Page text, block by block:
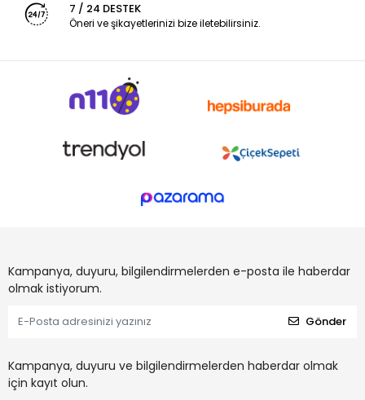
7 / 24 DESTEK
Öneri ve şikayetlerinizi bize iletebilirsiniz.
Kampanya, duyuru, bilgilendirmelerden e-posta ile haberdar
olmak istiyorum.
Gönder
Kampanya, duyuru ve bilgilendirmelerden haberdar olmak
için kayıt olun.